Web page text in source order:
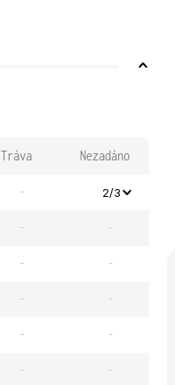
Tráva Nezadáno
- 2/3
- -
- -
- -
- -
- -